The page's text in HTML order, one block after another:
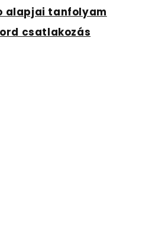
alapjai tanfolyam
csatlakozás